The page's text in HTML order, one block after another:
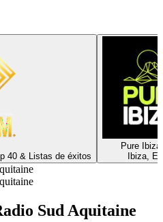
40 & Listas de éxitos
Pure
Ibiza,
Sud Aquitaine